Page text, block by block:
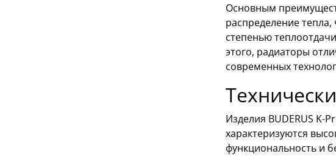
Основным
распределение
степенью
этого, радиаторы
современных
Изделия BUDERUS K-
характеризуются
функциональность и